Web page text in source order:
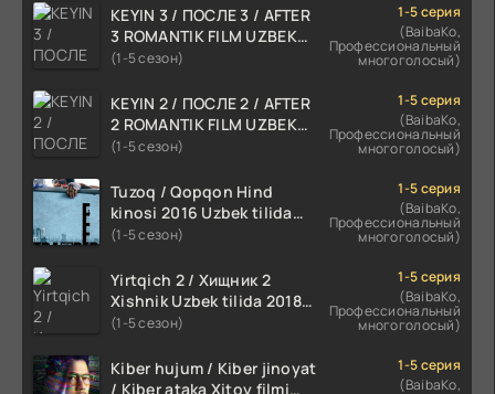
KEYIN 3 / ПОСЛЕ 3 / AFTER
3 ROMANTIK FILM UZBEK
TILIDA 2021 TARJIMA FILM
(1-5 сезон)
1-5 серия
(BaibaKo,
Профессиональный
многоголосый)
KEYIN 2 / ПОСЛЕ 2 / AFTER
2 ROMANTIK FILM UZBEK
TILIDA 2020 TARJIMA FILM
(1-5 сезон)
1-5 серия
(BaibaKo,
Профессиональный
многоголосый)
Tuzoq / Qopqon Hind
kinosi 2016 Uzbek tilida
tarjima film HD
(1-5 сезон)
1-5 серия
(BaibaKo,
Профессиональный
многоголосый)
Yirtqich 2 / Хищник 2
Xishnik Uzbek tilida 2018-
2024 O'zbekcha tarjima
(1-5 сезон)
1-5 серия
(BaibaKo,
Профессиональный
многоголосый)
Kiber hujum / Kiber jinoyat
/ Kiber ataka Xitoy filmi
1-5 серия
(BaibaKo,